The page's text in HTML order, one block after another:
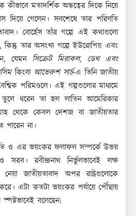
মতাদর্শিক অন্ধত্বের দিকে নিয়ে
গেলেন। সবশেষে তার পরিণতি
বোর্হেস তাঁর গল্পে এই কথাগুলো
তার অসংখ্য গল্পে ইউরোপিয় এবং
যেমন সিক্রেট মিরাকল, ডেথ এবং
কিংবা আভেরুশ সার্চ-এ তিনি জাতীয়
পরিমণ্ডলে। এই গল্পগুলোর মাধ্যমে
তুলে ধরেন তা হল লাতিন আমেরিকার
থেকে কেবল দেশজ বা জাতীয়তার
পারেন না।
ও এর ভয়ংকর ফলাফল সম্পর্কে উভয়
রবীন্দ্রনাথ নির্ভুলভাবেই লক্ষ
জাতীয়তাবাদ অপর রাষ্ট্রগুলোকে
এটা কতটা ভয়ংকর পর্যায়ে পৌঁছায়
স্পষ্টভাবেই বলেছেন: